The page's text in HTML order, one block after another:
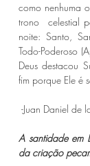
como nenhuma
trono  celestial
noite: Santo,
Todo-Poderoso
Deus destacou
fim porque Ele é
-Juan Daniel de
A santidade em
da criação